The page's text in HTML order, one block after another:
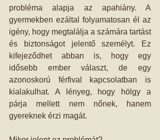
probléma alapja az apahiány. A
gyermekben ezáltal folyamatosan él az
igény, hogy megtalálja a számára tartást
és biztonságot jelentő személyt. Ez
kifejeződhet abban is, hogy egy
idősebb ember választ, de egy
azonoskorú férfival kapcsolatban is
kialakulhat. A lényeg, hogy hölgy a
párja mellett nem nőnek, hanem
gyereknek érzi magát.